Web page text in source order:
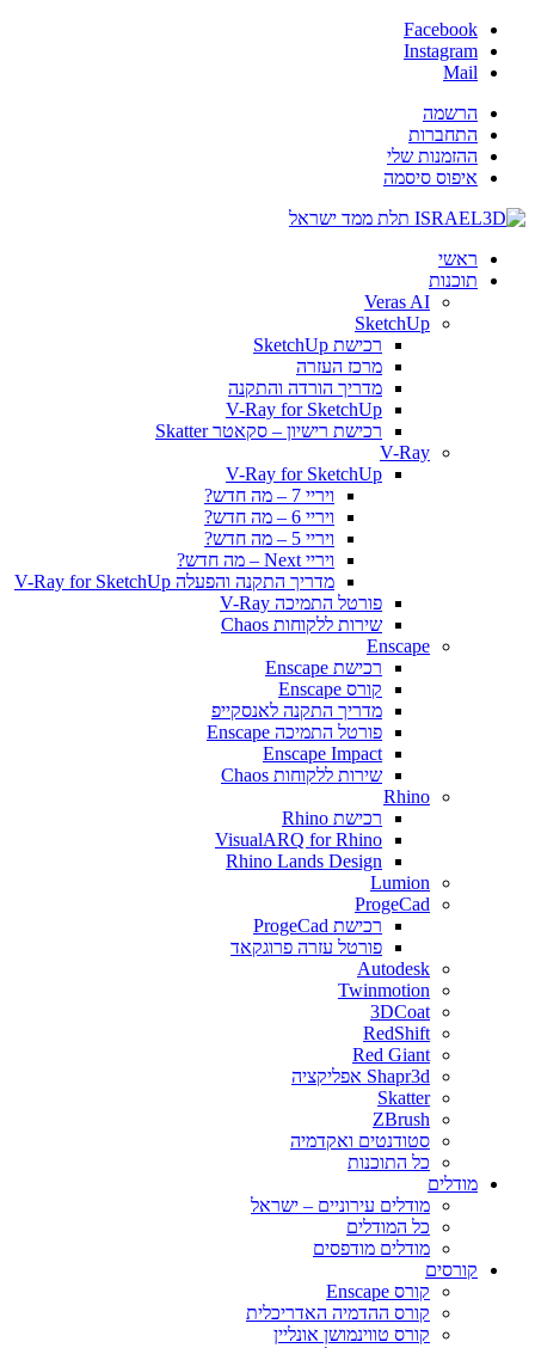
Facebook
Instagram
Mail
הרשמה
התחברות
ההזמנות שלי
איפוס סיסמה
ראשי
תוכנות
Veras AI
SketchUp
רכישת SketchUp
מרכז העזרה
מדריך הורדה והתקנה
V-Ray for SketchUp
רכישת רישיון – סקאטר Skatter
V-Ray
V-Ray for SketchUp
ויריי 7 – מה חדש?
ויריי 6 – מה חדש?
ויריי 5 – מה חדש?
ויריי Next – מה חדש?
מדריך התקנה והפעלה V-Ray for SketchUp
פורטל התמיכה V-Ray
שירות ללקוחות Chaos
Enscape
רכישת Enscape
קורס Enscape
מדריך התקנה לאנסקייפ
פורטל התמיכה Enscape
Enscape Impact
שירות ללקוחות Chaos
Rhino
רכישת Rhino
VisualARQ for Rhino
Rhino Lands Design
Lumion
ProgeCad
רכישת ProgeCad
פורטל עזרה פרוגקאד
Autodesk
Twinmotion
3DCoat
RedShift
Red Giant
Shapr3d אפליקציה
Skatter
ZBrush
סטודנטים ואקדמיה
כל התוכנות
מודלים
מודלים עירוניים – ישראל
כל המודלים
מודלים מודפסים
קורסים
קורס Enscape
קורס ההדמיה האדריכלית
קורס טווינמושן אונליין